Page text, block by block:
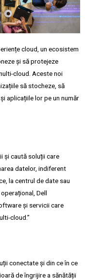
cloud, un ecosistem
și să protejeze
cloud. Aceste noi
să stocheze, să
aplicațiile lor pe un număr
și caută soluții care
datelor, indiferent
la centrul de date sau
Dell
și servicii care
cloud.”
conectate și din ce în ce
de îngrijire a sănătății